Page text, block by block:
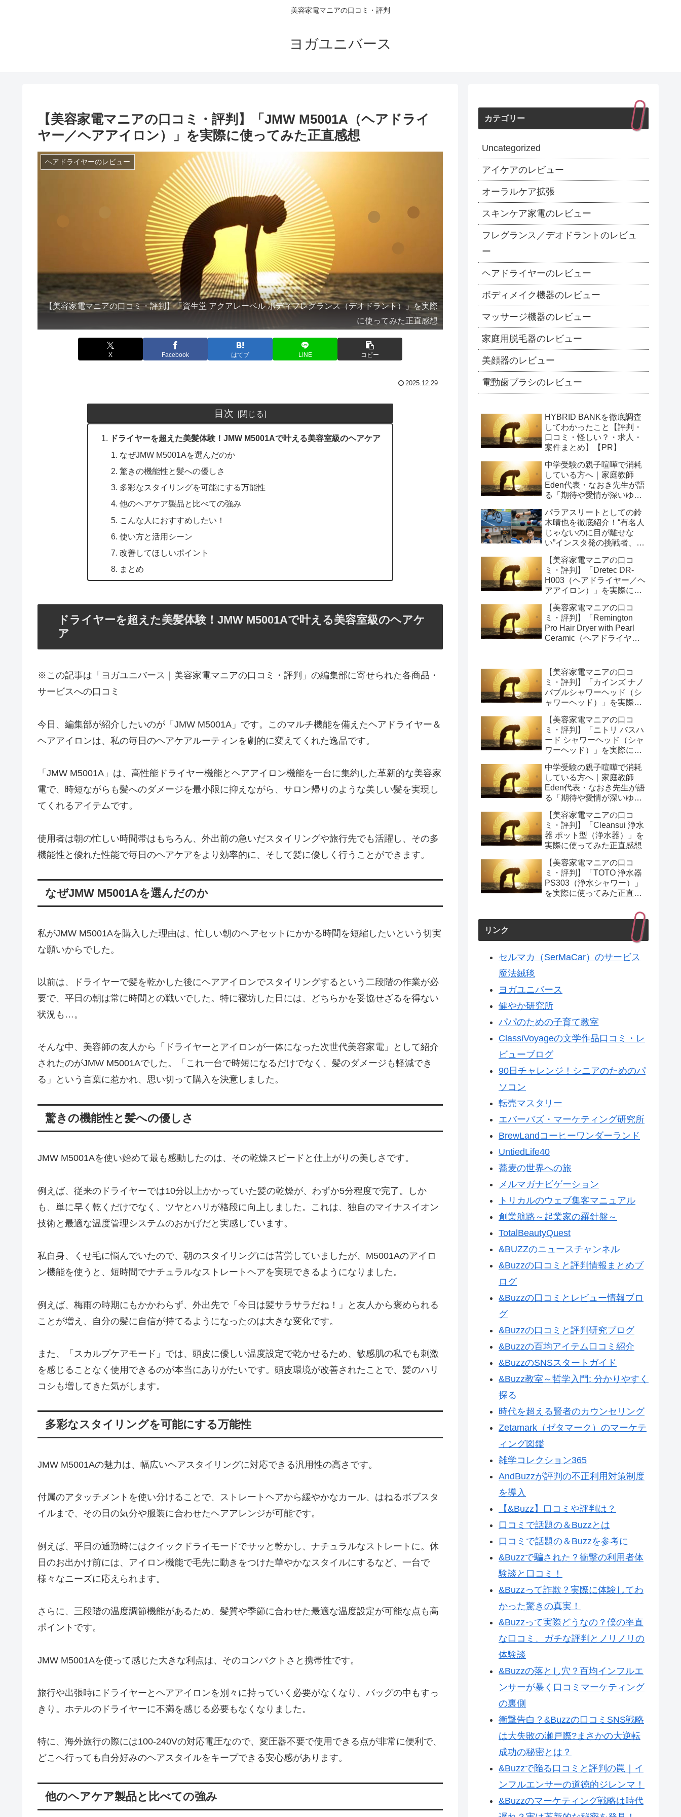
美容家電マニアの口コミ・評判
ヨガユニバース
【美容家電マニアの口コミ・評判】「JMW M5001A（ヘアドライ
ヤー／ヘアアイロン）」を実際に使ってみた正直感想
ヘアドライヤーのレビュー
【美容家電マニアの口コミ・評判】「資生堂 アクアレーベル ボディフレグランス（デオドラント）」を実際
に使ってみた正直感想
X Facebook はてブ LINE コピー
2025.12.29
目次
ドライヤーを超えた美髪体験！JMW M5001Aで叶える美容室級のヘアケア
なぜJMW M5001Aを選んだのか
驚きの機能性と髪への優しさ
多彩なスタイリングを可能にする万能性
他のヘアケア製品と比べての強み
こんな人におすすめしたい！
使い方と活用シーン
改善してほしいポイント
まとめ
ドライヤーを超えた美髪体験！JMW M5001Aで叶える美容室級のヘアケ
ア
※この記事は「ヨガユニバース｜美容家電マニアの口コミ・評判」の編集部に寄せられた各商品・
サービスへの口コミ
今日、編集部が紹介したいのが「JMW M5001A」です。このマルチ機能を備えたヘアドライヤー＆
ヘアアイロンは、私の毎日のヘアケアルーティンを劇的に変えてくれた逸品です。
「JMW M5001A」は、高性能ドライヤー機能とヘアアイロン機能を一台に集約した革新的な美容家
電で、時短ながらも髪へのダメージを最小限に抑えながら、サロン帰りのような美しい髪を実現し
てくれるアイテムです。
使用者は朝の忙しい時間帯はもちろん、外出前の急いだスタイリングや旅行先でも活躍し、その多
機能性と優れた性能で毎日のヘアケアをより効率的に、そして髪に優しく行うことができます。
なぜJMW M5001Aを選んだのか
私がJMW M5001Aを購入した理由は、忙しい朝のヘアセットにかかる時間を短縮したいという切実
な願いからでした。
以前は、ドライヤーで髪を乾かした後にヘアアイロンでスタイリングするという二段階の作業が必
要で、平日の朝は常に時間との戦いでした。特に寝坊した日には、どちらかを妥協せざるを得ない
状況も…。
そんな中、美容師の友人から「ドライヤーとアイロンが一体になった次世代美容家電」として紹介
されたのがJMW M5001Aでした。「これ一台で時短になるだけでなく、髪のダメージも軽減でき
る」という言葉に惹かれ、思い切って購入を決意しました。
驚きの機能性と髪への優しさ
JMW M5001Aを使い始めて最も感動したのは、その乾燥スピードと仕上がりの美しさです。
例えば、従来のドライヤーでは10分以上かかっていた髪の乾燥が、わずか5分程度で完了。しか
も、単に早く乾くだけでなく、ツヤとハリが格段に向上しました。これは、独自のマイナスイオン
技術と最適な温度管理システムのおかげだと実感しています。
私自身、くせ毛に悩んでいたので、朝のスタイリングには苦労していましたが、M5001Aのアイロ
ン機能を使うと、短時間でナチュラルなストレートヘアを実現できるようになりました。
例えば、梅雨の時期にもかかわらず、外出先で「今日は髪サラサラだね！」と友人から褒められる
ことが増え、自分の髪に自信が持てるようになったのは大きな変化です。
また、「スカルプケアモード」では、頭皮に優しい温度設定で乾かせるため、敏感肌の私でも刺激
を感じることなく使用できるのが本当にありがたいです。頭皮環境が改善されたことで、髪のハリ
コシも増してきた気がします。
多彩なスタイリングを可能にする万能性
JMW M5001Aの魅力は、幅広いヘアスタイリングに対応できる汎用性の高さです。
付属のアタッチメントを使い分けることで、ストレートヘアから緩やかなカール、はねるボブスタ
イルまで、その日の気分や服装に合わせたヘアアレンジが可能です。
例えば、平日の通勤時にはクイックドライモードでサッと乾かし、ナチュラルなストレートに。休
日のお出かけ前には、アイロン機能で毛先に動きをつけた華やかなスタイルにするなど、一台で
様々なニーズに応えられます。
さらに、三段階の温度調節機能があるため、髪質や季節に合わせた最適な温度設定が可能な点も高
ポイントです。
JMW M5001Aを使って感じた大きな利点は、そのコンパクトさと携帯性です。
旅行や出張時にドライヤーとヘアアイロンを別々に持っていく必要がなくなり、バッグの中もすっ
きり。ホテルのドライヤーに不満を感じる必要もなくなりました。
特に、海外旅行の際には100-240Vの対応電圧なので、変圧器不要で使用できる点が非常に便利で、
どこへ行っても自分好みのヘアスタイルをキープできる安心感があります。
他のヘアケア製品と比べての強み
カテゴリー
Uncategorized
アイケアのレビュー
オーラルケア拡張
スキンケア家電のレビュー
フレグランス／デオドラントのレビュ
ー
ヘアドライヤーのレビュー
ボディメイク機器のレビュー
マッサージ機器のレビュー
家庭用脱毛器のレビュー
美顔器のレビュー
電動歯ブラシのレビュー
HYBRID BANKを徹底調査
してわかったこと【評判・
口コミ・怪しい？・求人・
案件まとめ】【PR】
中学受験の親子喧嘩で消耗
している方へ｜家庭教師
Eden代表・なおき先生が語
る「期待や愛情が深いゆえ
と、間に第三者を入れると
いう選び方
パラアスリートとしての鈴
木晴也を徹底紹介！“有名人
じゃないのに目が離せな
い”インスタ発の挑戦者、そ
を長めに追います
【美容家電マニアの口コ
ミ・評判】「Dretec DR-
H003（ヘアドライヤー／ヘ
アアイロン）」を実際に使
【美容家電マニアの口コ
ミ・評判】「Remington
Pro Hair Dryer with Pearl
Ceramic（ヘアドライヤー
【美容家電マニアの口コ
ミ・評判】「カインズ ナノ
バブルシャワーヘッド（シ
ャワーヘッド）」を実際に
【美容家電マニアの口コ
ミ・評判】「ニトリ バスハ
ード シャワーヘッド（シャ
ワーヘッド）」を実際に使
中学受験の親子喧嘩で消耗
している方へ｜家庭教師
Eden代表・なおき先生が語
る「期待や愛情が深いゆえ
と、間に第三者を入れると
いう選び方
【美容家電マニアの口コ
ミ・評判】「Cleansui 浄水
器 ポット型（浄水器）」を
実際に使ってみた正直感想
【美容家電マニアの口コ
ミ・評判】「TOTO 浄水器
PS303（浄水シャワー）」
を実際に使ってみた正直感
リンク
セルマカ（SerMaCar）のサービス
魔法絨毯
ヨガユニバース
健やか研究所
パパのための子育て教室
ClassiVoyageの文学作品口コミ・レ
ビューブログ
90日チャレンジ！シニアのためのパ
ソコン
転売マスタリー
エバーバズ・マーケティング研究所
BrewLandコーヒーワンダーランド
UntiedLife40
蕎麦の世界への旅
メルマガナビゲーション
トリカルのウェブ集客マニュアル
創業航路～起業家の羅針盤～
TotalBeautyQuest
&BUZZのニュースチャンネル
&Buzzの口コミと評判情報まとめブ
ログ
&Buzzの口コミとレビュー情報ブロ
グ
&Buzzの口コミと評判研究ブログ
&Buzzの百均アイテム口コミ紹介
&BuzzのSNSスタートガイド
&Buzz教室～哲学入門: 分かりやすく
探る
時代を超える賢者のカウンセリング
Zetamark（ゼタマーク）のマーケテ
ィング図鑑
雑学コレクション365
AndBuzzが評判の不正利用対策制度
を導入
【&Buzz】口コミや評判は？
口コミで話題の＆Buzzとは
口コミで話題の＆Buzzを参考に
&Buzzで騙された？衝撃の利用者体
験談と口コミ！
&Buzzって詐欺？実際に体験してわ
かった驚きの真実！
&Buzzって実際どうなの？僕の率直
な口コミ、ガチな評判とノリノリの
体験談
&Buzzの落とし穴？百均インフルエ
ンサーが暴く口コミマーケティング
の裏側
衝撃告白？&Buzzの口コミSNS戦略
は大失敗の瀬戸際?まさかの大逆転
成功の秘密とは？
&Buzzで陥る口コミと評判の罠｜イ
ンフルエンサーの道徳的ジレンマ！
&Buzzのマーケティング戦略は時代